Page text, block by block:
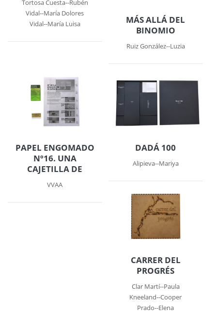
Tortosa Cuesta--Rubén
Vidal--María Dolores
Vidal--María Luisa
MÁS ALLÁ DEL
BINOMIO
Ruiz González--Luzia
PAPEL ENGOMADO
Nº16. UNA
CAJETILLA DE
VVAA
DADÁ 100
Alipieva--Mariya
CARRER DEL
PROGRÉS
Clar Martí--Paula
Kneeland--Cooper
Prado--Elena